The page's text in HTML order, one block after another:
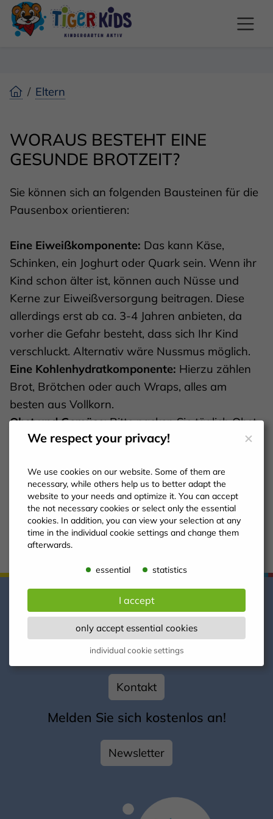
Eltern
WORAUS BESTEHT EINE
GESUNDE BROTZEIT?
Sie können sich an folgenden Bausteinen für die
Pausenbox orientieren:
Eine Eiweißkomponente: Das kann Käse,
Schinken, ein Joghurt oder Quark sein. Wenn ihr
Kind schon älter ist, können auch Nüsse und
Kerne zur Eiweißversorgung beitragen. Diese
allerdings erst ab ca. 3-4 Jahren anbieten, da
vorher die Gefahr besteht, dass sich Ihr Kind
verschluckt. Alternativ wäre Nussmus möglich.
Eine Kohlenhydratkomponente: Hierzu zählen
Brot, Brötchen oder auch Wraps, alles am
besten aus Vollkorn.
Obst und Gemüse: Bitte packen Sie täglich Obst
und/oder Gemüse in die Box Ihres Kindes. Die
selbst ermitteln. So kann es auch mal
Gemüsesticks mit Kräuterquark geben.
So erreichen Sie uns!
Kontakt
Melden Sie sich kostenlos an!
Newsletter
We respect your privacy!
We use cookies on our website. Some of them are
necessary, while others help us to better adapt the
website to your needs and optimize it. You can accept
the not necessary cookies or select only the essential
cookies. In addition, you can view your selection at any
time in the individual cookie settings and change them
afterwards.
essential statistics
I accept
only accept essential cookies
individual cookie settings